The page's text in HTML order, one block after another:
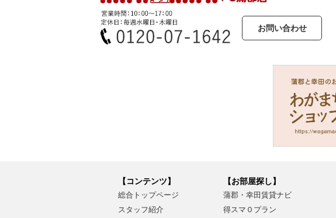
お問い合わせ
【コンテンツ】
総合トップページ
スタッフ紹介
【お部屋探し】
蒲郡・幸田賃貸ナビ
得スマ０プラン